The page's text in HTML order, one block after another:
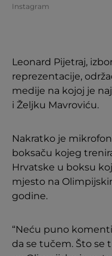
Instagram
Leonard Pijetraj,
reprezentacije,
medije na kojoj je
i Željku Mavroviću.
Nakratko je
boksaču kojeg
Hrvatske u boksu
mjesto na
godine.
“Neću puno
da se tučem. Što se